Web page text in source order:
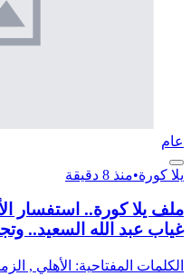
عام
يلا كورة•منذ 8 دقيقة
ملف يلا كورة.. استفسار
غياب عبد الله السعيد..
الكلمات المفتاحية: الأهلي ,